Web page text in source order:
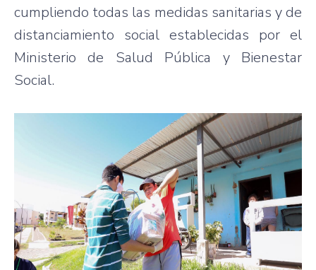
cumpliendo todas las medidas sanitarias y de
distanciamiento social establecidas por el
Ministerio de Salud Pública y Bienestar
Social.